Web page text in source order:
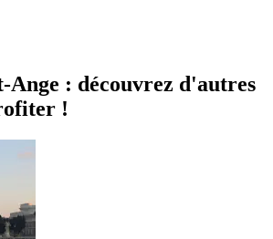
Ange : découvrez d'autres
!